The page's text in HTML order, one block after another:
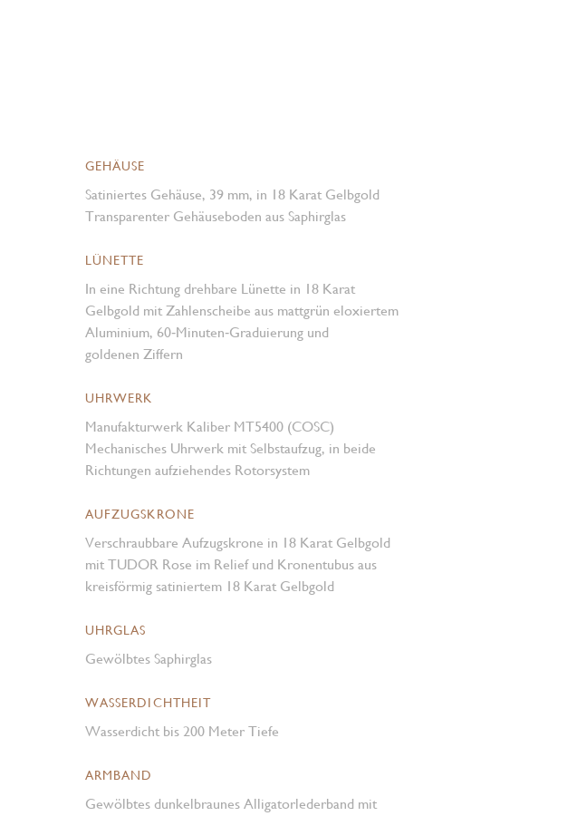
GEHÄUSE
Satiniertes Gehäuse, 39 mm, in 18 Karat Gelbgold
Transparenter Gehäuseboden aus Saphirglas
LÜNETTE
In eine Richtung drehbare Lünette in 18 Karat
Gelbgold mit Zahlen­scheibe aus mattgrün eloxiertem
Aluminium, 60‑Minuten‑Graduierung und
goldenen Ziffern
UHRWERK
Manufakturwerk Kaliber MT5400 (COSC)
Mechanisches Uhrwerk mit Selbstaufzug, in beide
Richtungen aufziehendes Rotorsystem
AUFZUGSKRONE
Verschraubbare Aufzugskrone in 18 Karat Gelbgold
mit TUDOR Rose im Relief und Kronentubus aus
kreisförmig satiniertem 18 Karat Gelbgold
UHRGLAS
Gewölbtes Saphirglas
WASSERDICHTHEIT
Wasserdicht bis 200 Meter Tiefe
ARMBAND
Gewölbtes dunkelbraunes Alligatorlederband mit